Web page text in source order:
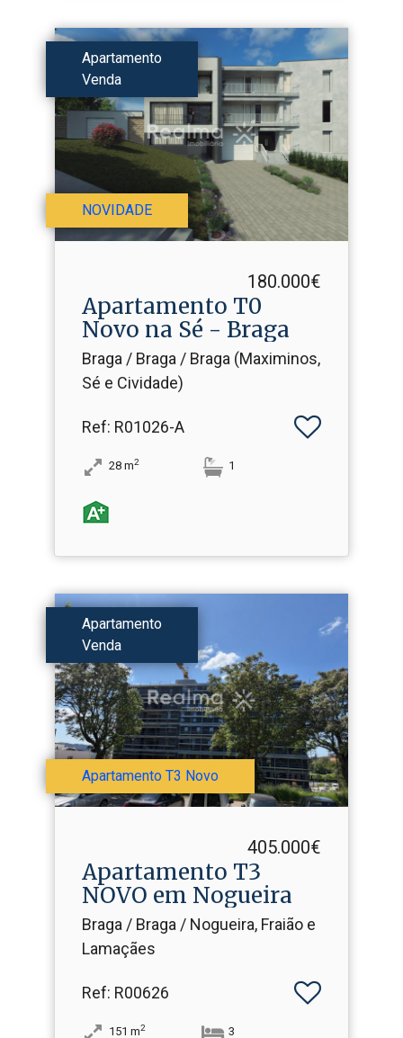
Apartamento
Venda
NOVIDADE
180.000€
Apartamento T0
Novo na Sé - Braga
Braga / Braga / Braga (Maximinos,
Sé e Cividade)
Ref: R01026-A
28 m2 1
Apartamento
Venda
Apartamento T3 Novo
405.000€
Apartamento T3
NOVO em Nogueira
Braga / Braga / Nogueira, Fraião e
Lamaçães
Ref: R00626
151 m2 3